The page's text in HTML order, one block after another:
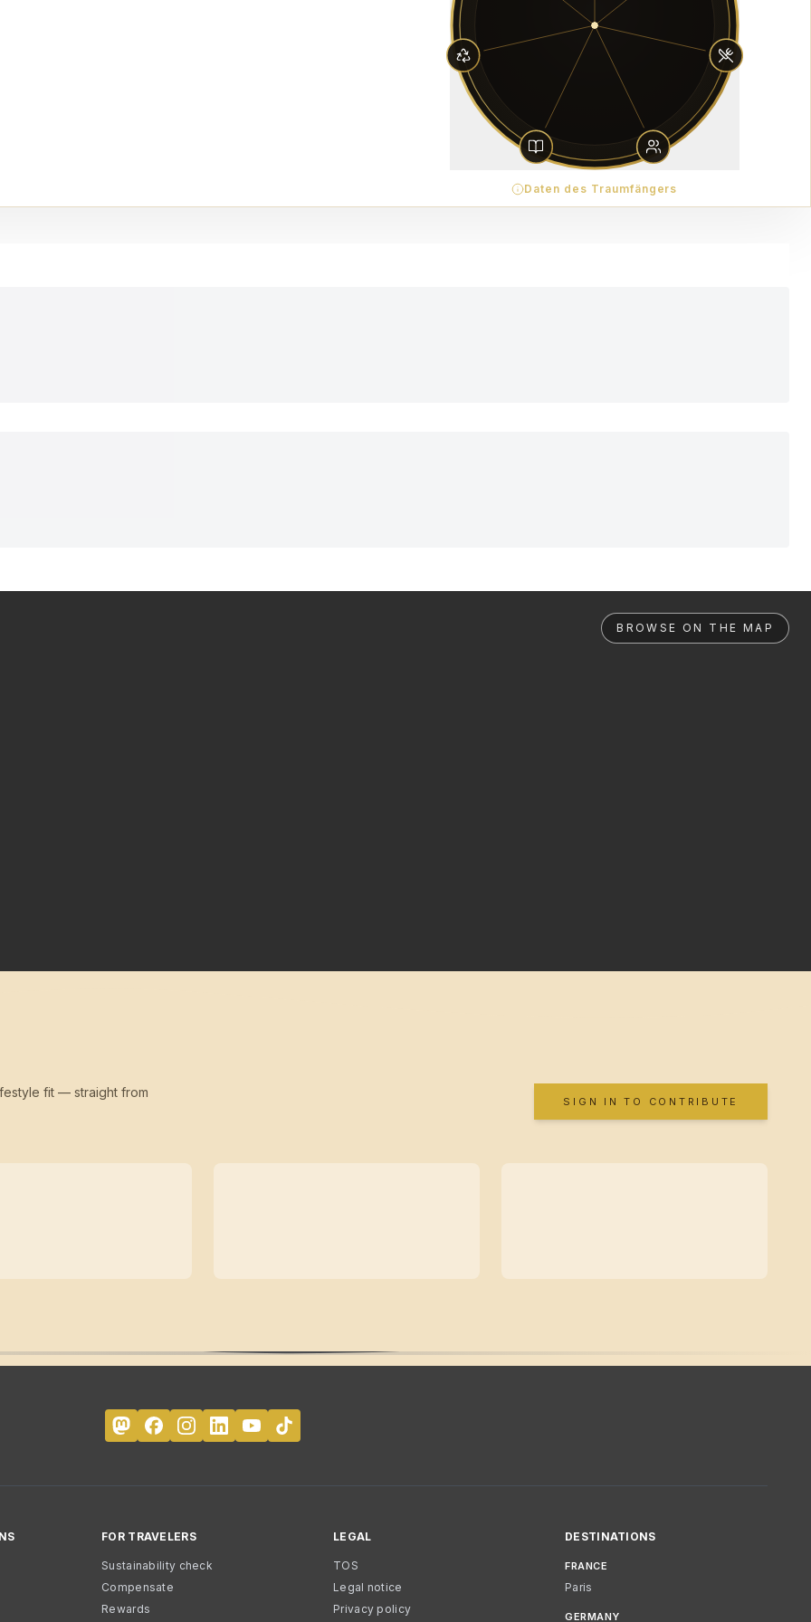
Daten des Traumfängers
BROWSE ON THE MAP
fit — straight from
SIGN IN TO CONTRIBUTE
FOR TRAVELERS
Sustainability check
Compensate
Rewards
LEGAL
TOS
Legal notice
Privacy policy
DESTINATIONS
FRANCE
Paris
GERMANY